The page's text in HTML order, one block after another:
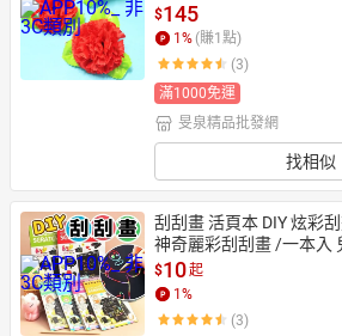
$145
1 % (賺1 點)
(3)
滿1000免運
旻泉精品批發網
找相似
刮刮畫 活頁本 DIY 炫彩
神奇麗彩刮刮畫 /一本入
【APP滿額下單10%點數
點)】8/31止
$10起
1 %
(3)